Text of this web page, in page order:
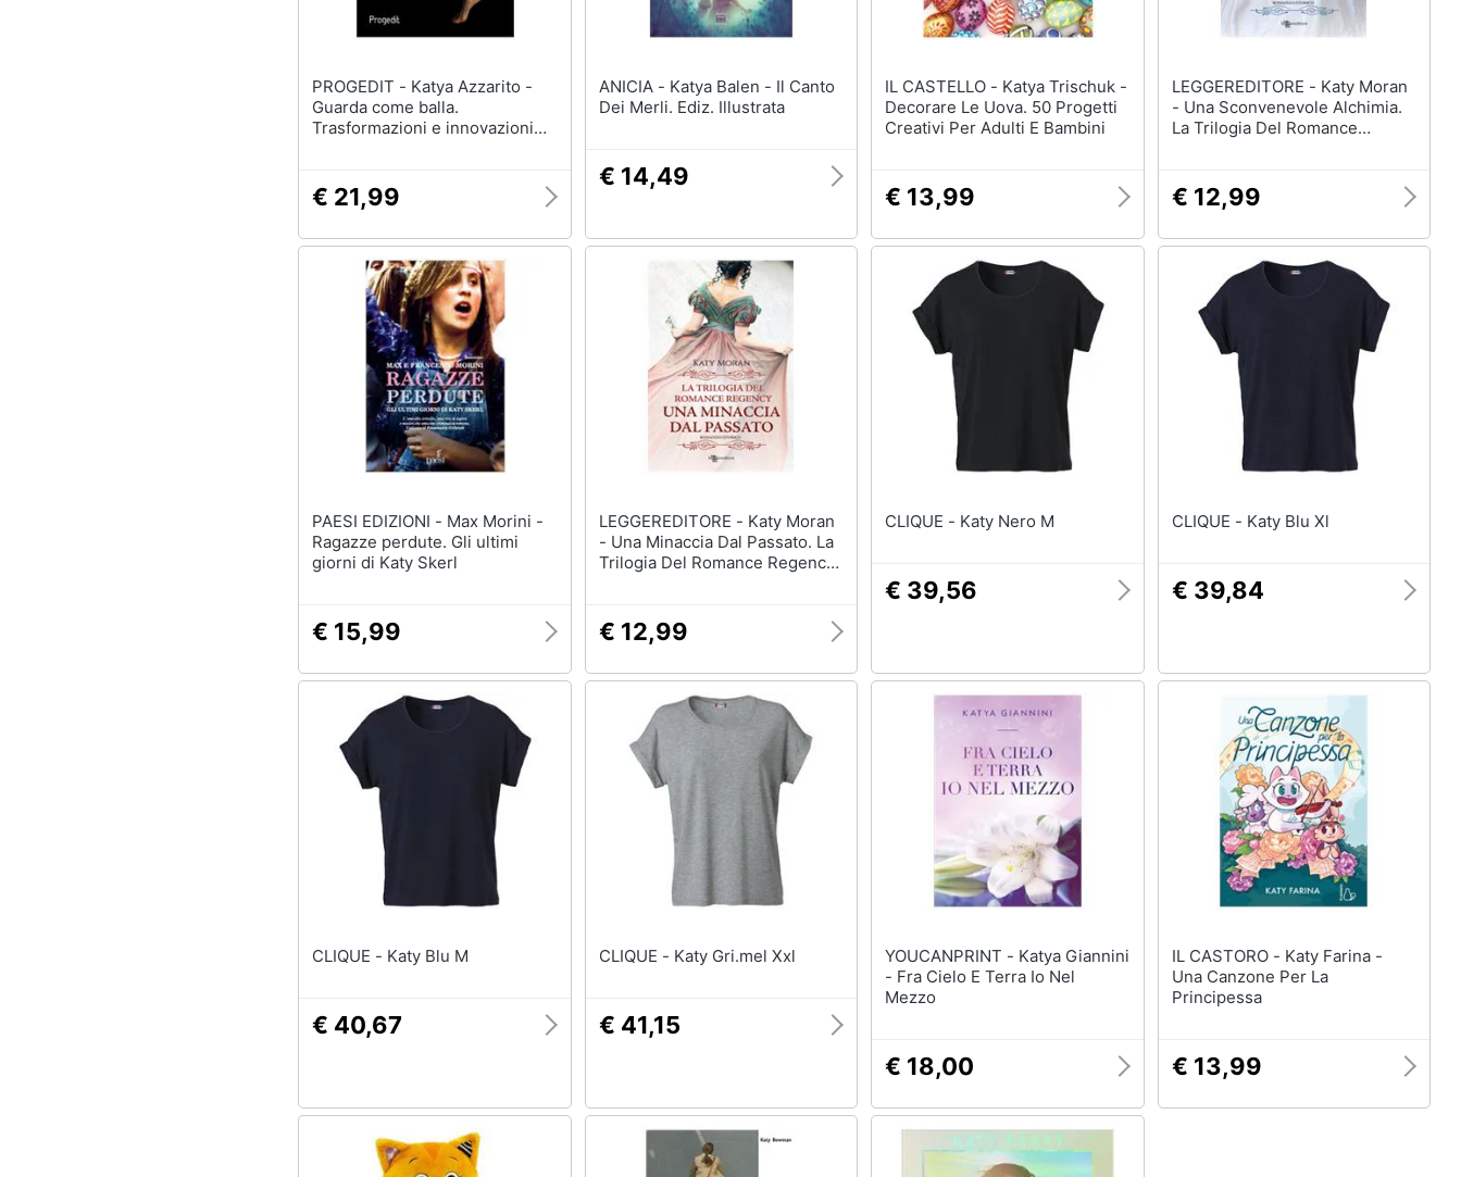
PROGEDIT - Katya Azzarito -
Guarda come balla.
Trasformazioni e innovazioni
€ 21,99
ANICIA - Katya Balen - Il Canto
Dei Merli. Ediz. Illustrata
€ 14,49
IL CASTELLO - Katya Trischuk -
Decorare Le Uova. 50 Progetti
Creativi Per Adulti E Bambini
€ 13,99
LEGGEREDITORE - Katy Moran
- Una Sconvenevole Alchimia.
La Trilogia Del Romance
€ 12,99
PAESI EDIZIONI - Max Morini -
Ragazze perdute. Gli ultimi
giorni di Katy Skerl
€ 15,99
LEGGEREDITORE - Katy Moran
- Una Minaccia Dal Passato. La
Trilogia Del Romance Regency.
€ 12,99
CLIQUE - Katy Nero M
€ 39,56
CLIQUE - Katy Blu Xl
€ 39,84
CLIQUE - Katy Blu M
€ 40,67
CLIQUE - Katy Gri.mel Xxl
€ 41,15
YOUCANPRINT - Katya Giannini
- Fra Cielo E Terra Io Nel
Mezzo
€ 18,00
IL CASTORO - Katy Farina -
Una Canzone Per La
Principessa
€ 13,99